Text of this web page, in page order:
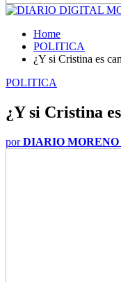
Home
POLITICA
¿Y si Cristina es
POLITICA
¿Y si Cristina
porDIARIO MORENO